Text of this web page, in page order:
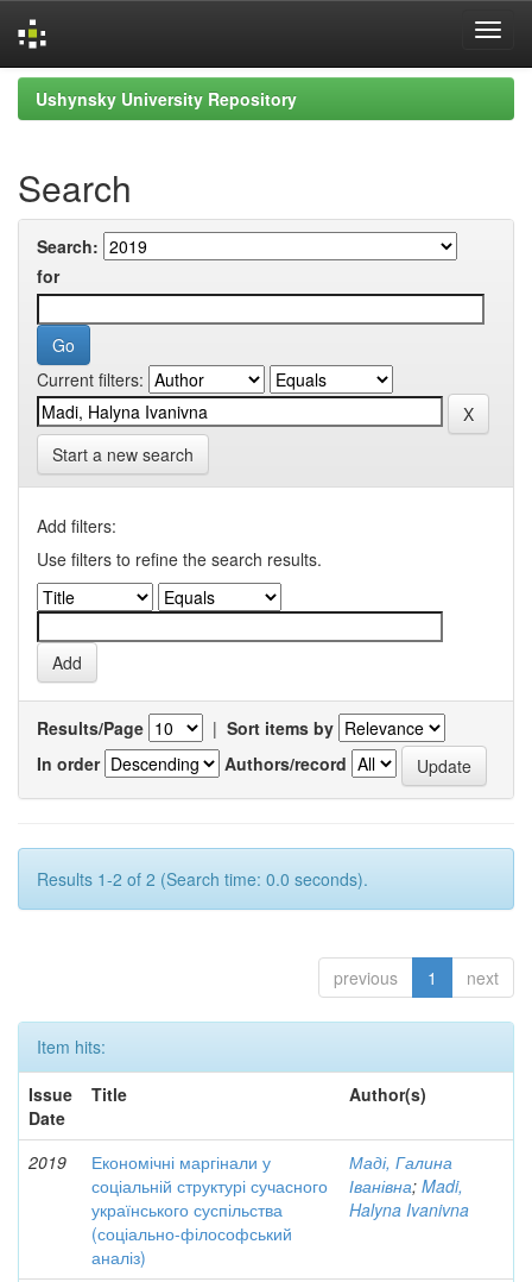
Skip
navigation
Ushynsky University Repository
Search
Search:
for
Current filters:
Start a new search
Add filters:
Use filters to refine the search results.
Results/Page | Sort items by
In order
Authors/record
Results 1-2 of 2 (Search time: 0.0 seconds).
previous 1 next
Item hits:
Issue
Date
Title Author(s)
2019
Економічні маргінали у
соціальній структурі сучасного
українського суспільства
(соціально-філософський
аналіз)
Маді, Галина
Іванівна; Madi,
Halyna Ivanivna